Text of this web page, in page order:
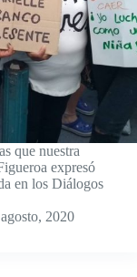
que nuestra
expresó
en los Diálogos
2020